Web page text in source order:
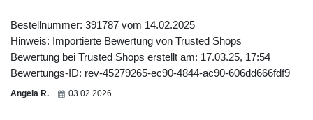
Bestellnummer: 391787 vom 14.02.2025
Hinweis: Importierte Bewertung von Trusted Shops
Bewertung bei Trusted Shops erstellt am: 17.03.25, 17:54
Bewertungs-ID: rev-45279265-ec90-4844-ac90-606dd666fdf9
Angela R. 03.02.2026